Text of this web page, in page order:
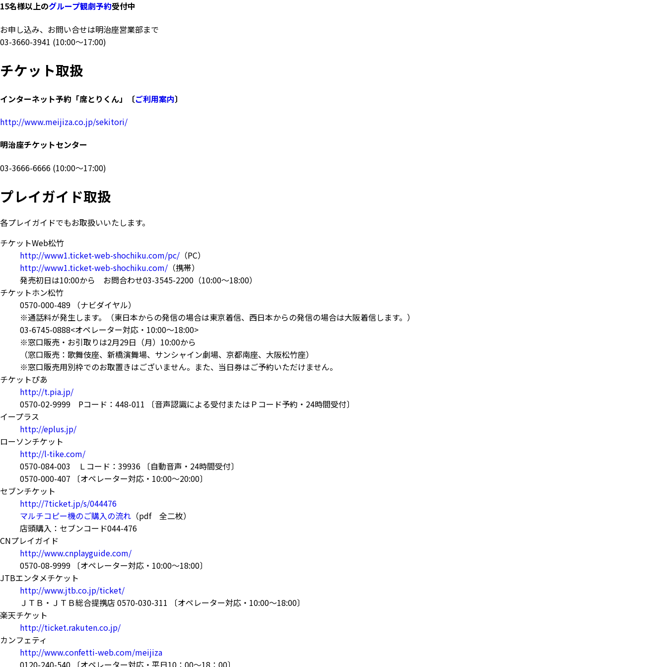
15名様以上のグループ観劇予約受付中
お申し込み、お問い合せは明治座営業部まで
03-3660-3941 (10:00～17:00)
チケット取扱
インターネット予約「席とりくん」〔ご利用案内〕
http://www.meijiza.co.jp/sekitori/
明治座チケットセンター
03-3666-6666 (10:00～17:00)
プレイガイド取扱
各プレイガイドでもお取扱いいたします。
チケットWeb松竹
http://www1.ticket-web-shochiku.com/pc/ （PC）
http://www1.ticket-web-shochiku.com/ （携帯）
発売初日は10:00から お問合わせ03-3545-2200（10:00～18:00）
チケットホン松竹
0570-000-489 （ナビダイヤル）
※通話料が発生します。（東日本からの発信の場合は東京着信、西日本からの発信の場合は大阪着信します。）
03-6745-0888<オペレーター対応・10:00～18:00>
※窓口販売・お引取りは2月29日（月）10:00から
（窓口販売：歌舞伎座、新橋演舞場、サンシャイン劇場、京都南座、大阪松竹座）
※窓口販売用別枠でのお取置きはございません。また、当日券はご予約いただけません。
チケットぴあ
http://t.pia.jp/
0570-02-9999 Pコード：448-011 〔音声認識による受付またはＰコード予約・24時間受付〕
イープラス
http://eplus.jp/
ローソンチケット
http://l-tike.com/
0570-084-003 Ｌコード：39936 〔自動音声・24時間受付〕
0570-000-407 〔オペレーター対応・10:00～20:00〕
セブンチケット
http://7ticket.jp/s/044476
マルチコピー機のご購入の流れ （pdf 全二枚）
店頭購入：セブンコード044-476
CNプレイガイド
http://www.cnplayguide.com/
0570-08-9999 〔オペレーター対応・10:00～18:00〕
JTBエンタメチケット
http://www.jtb.co.jp/ticket/
ＪＴＢ・ＪＴＢ総合提携店 0570-030-311 〔オペレーター対応・10:00～18:00〕
楽天チケット
http://ticket.rakuten.co.jp/
カンフェティ
http://www.confetti-web.com/meijiza
0120-240-540 〔オペレーター対応・平日10：00～18：00〕